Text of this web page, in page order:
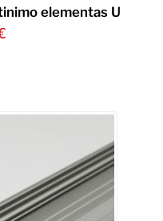
elementas U